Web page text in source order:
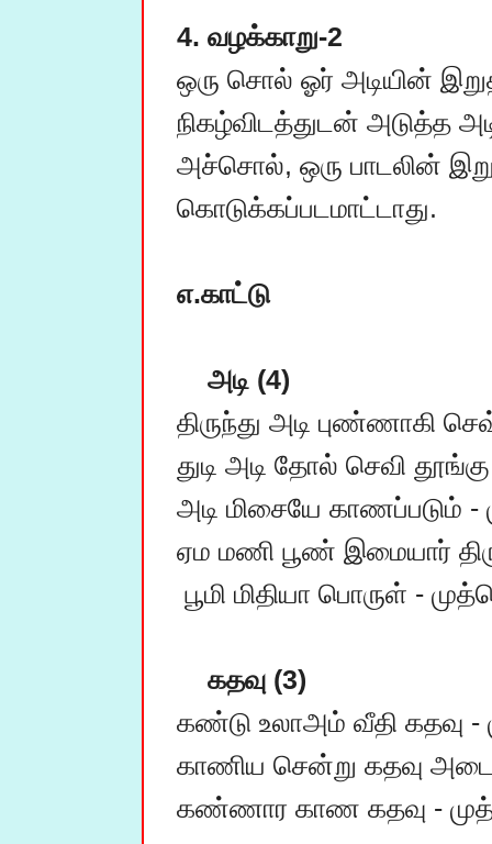
4. வழக்காறு-2
ஒரு சொல் ஓர் அடியின்
நிகழ்விடத்துடன் அடுத்த
அச்சொல், ஒரு பாடலின்
கொடுக்கப்படமாட்டாது.
எ.காட்டு
அடி (4)
திருந்து அடி புண்ணாகி
துடி அடி தோல் செவி
அடி மிசையே காணப்படும்
ஏம மணி பூண் இமையார்
கதவு (3)
கண்டு உலாஅம் வீதி கதவு
காணிய சென்று கதவு
கண்ணார காண கதவு -